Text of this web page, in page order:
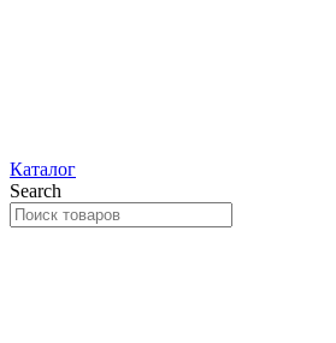
Каталог
Search